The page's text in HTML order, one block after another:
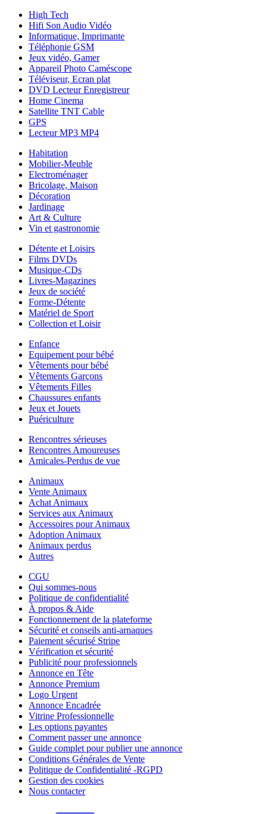
High Tech
Hifi Son Audio Vidéo
Informatique, Imprimante
Téléphonie GSM
Jeux vidéo, Gamer
Appareil Photo Caméscope
Téléviseur, Ecran plat
DVD Lecteur Enregistreur
Home Cinema
Satellite TNT Cable
GPS
Lecteur MP3 MP4
Habitation
Mobilier-Meuble
Electroménager
Bricolage, Maison
Décoration
Jardinage
Art & Culture
Vin et gastronomie
Détente et Loisirs
Films DVDs
Musique-CDs
Livres-Magazines
Jeux de société
Forme-Détente
Matériel de Sport
Collection et Loisir
Enfance
Equipement pour bébé
Vêtements pour bébé
Vêtements Garçons
Vêtements Filles
Chaussures enfants
Jeux et Jouets
Puériculture
Rencontres sérieuses
Rencontres Amoureuses
Amicales-Perdus de vue
Animaux
Vente Animaux
Achat Animaux
Services aux Animaux
Accessoires pour Animaux
Adoption Animaux
Animaux perdus
Autres
CGU
Qui sommes-nous
Politique de confidentialité
À propos & Aide
Fonctionnement de la plateforme
Sécurité et conseils anti-arnaques
Paiement sécurisé Stripe
Vérification et sécurité
Publicité pour professionnels
Annonce en Tête
Annonce Premium
Logo Urgent
Annonce Encadrée
Vitrine Professionnelle
Les options payantes
Comment passer une annonce
Guide complet pour publier une annonce
Conditions Générales de Vente
Politique de Confidentialité -RGPD
Gestion des cookies
Nous contacter